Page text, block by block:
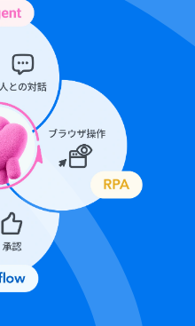
ンなどの有料プランは、2週
とが可能です。無料トライア
AI機能（オペレーション）を
ニプラン以上のプランでご
ーション）となっておりま
定しているフローボットのオ
ますので、ご注意ください。
は、2週間の無料トライアル
トライアル中には制限対象の
ン）を使用することができ